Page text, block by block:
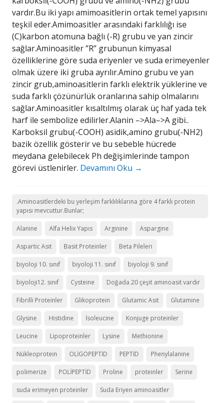
vardır.Bu iki yapı amimoasitlerin ortak temel yapısını
teşkil eder.Amimoasitler arasındaki farklılığı ise
(C)karbon atomuna bağlı (-R) grubu ve yan zincir
sağlar.Aminoasitler ”R” grubunun kimyasal
özelliklerine göre suda eriyenler ve suda erimeyenler
olmak üzere iki gruba ayrılır.Amino grubu ve yan
zincir grub,aminoasitlerin farklı elektrik yüklerine ve
suda farklı çözünürlük oranlarına sahip olmalarını
sağlar.Aminoasitler kısaltılmış olarak üç haf yada tek
harf ile sembolize edilirler.Alanin –>Ala–>A gibi..
Karboksil grubu(-COOH) asidik,amino grubu(-NH2)
bazik özellik gösterir ve bu sebeble hücrede
meydana gelebilecek Ph değişimlerinde tampon
görevi üstlenirler. Devamını Oku →
.Aminoasitlerdeki bu yerleşim farklılıklarına göre 4 farklı protein
yapısı mevcuttur.Bunlar;
Alanine Alfa Helix Yapıs Arginine Aspargine
Aspartic Asit Basit Proteinler Beta Pileleri
biyoloji 10. sınıf biyoloji 11. sınıf biyoloji 9. sınıf
biyoloji12. sınıf Cysteine Doğada 20 çeşit aminoasit vardır
Fibrilli Proteinler Glikoprotein Glutamic Asit Glutamine
Glysine Histidine İsoleucine Konjuge proteinler
Leucine Lipoproteinler Lysine Methionine
Nükleoprotein OLİGOPEPTİD PEPTİD Phenylalanine
polimerize POLİPEPTİD Proline proteinler Serine
suda erimeyen proteinler Suda Eriyen aminoasitler